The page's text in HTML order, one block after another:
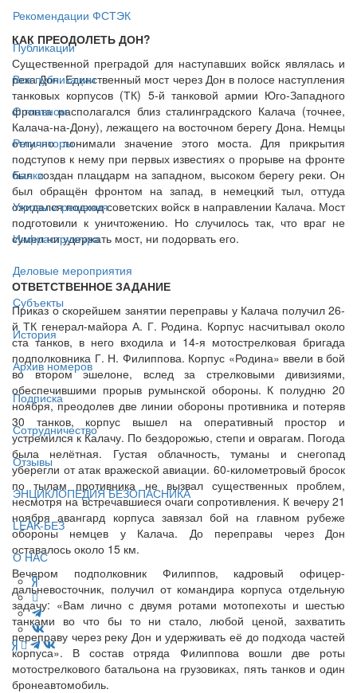
Рекомендации ФСТЭК
Публикации
Все публикации
О главном
Регуляторы
Банки
Угрозы и решения
Инфраструктура
Деловые мероприятия
Субъекты
История
Архив номеров
Подписка
Сотрудничество
Отзывы
ЭНЦИКЛОПЕДИЯ БЕЗОПАСНИКА
LEAK-БЕЗ
О НАС
КАК ПРЕОДОЛЕТЬ ДОН?
Существенной преградой для наступавших войск являлась и
река Дон. Единственный мост через Дон в полосе наступления
танковых корпусов (ТК) 5-й танковой армии Юго-Западного
фронта располагался близ сталинградского Калача (точнее,
Калача-на-Дону), лежащего на восточном берегу Дона. Немцы
отлично понимали значение этого моста. Для прикрытия
подступов к нему при первых известиях о прорыве на фронте
был создан плацдарм на западном, высоком берегу реки. Он
был обращён фронтом на запад, в немецкий тыл, оттуда
ожидался подход советских войск в направлении Калача. Мост
подготовили к уничтожению. Но случилось так, что враг не
сумел ни удержать мост, ни подорвать его.
ОТВЕТСТВЕННОЕ ЗАДАНИЕ
Приказ о скорейшем занятии переправы у Калача получил 26-
й ТК генерал-майора А. Г. Родина. Корпус насчитывал около
ста танков, в него входила и 14-я мотострелковая бригада
подполковника Г. Н. Филиппова. Корпус «Родина» ввели в бой
во втором эшелоне, вслед за стрелковыми дивизиями,
обеспечившими прорыв румынской обороны. К полудню 20
ноября, преодолев две линии обороны противника и потеряв
30 танков, корпус вышел на оперативный простор и
устремился к Калачу. По бездорожью, степи и оврагам. Погода
была нелётная. Густая облачность, туманы и снегопад
уберегли от атак вражеской авиации. 60-километровый бросок
по тылам противника не вызвал существенных проблем,
несмотря на встречавшиеся очаги сопротивления. К вечеру 21
ноября авангард корпуса завязал бой на главном рубеже
обороны немцев у Калача. До переправы через Дон
оставалось около 15 км.
Вечером подполковник Филиппов, кадровый офицер-
дальневосточник, получил от командира корпуса отдельную
задачу: «Вам лично с двумя ротами мотопехоты и шестью
танками во что бы то ни стало, любой ценой, захватить
переправу через реку Дон и удерживать её до подхода частей
корпуса». В состав отряда Филиппова вошли две роты
мотострелкового батальона на грузовиках, пять танков и один
бронеавтомобиль.